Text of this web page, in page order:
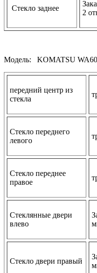
Стекло заднее
2
Модель: KOMATSU
передний центр из
стекла
Стекло переднего
левого
Стекло переднее
правое
Стеклянные двери
влево
Стекло двери правый